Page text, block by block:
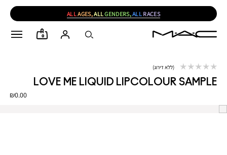
ALLAGES,ALLGENDERS,ALL RACES
0
LOVE ME LIQUID LIPCOLOUR SAMPLE
₪0.00
ללא דירוג